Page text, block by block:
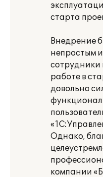
старта
Внедрение
непростым
сотрудники
работе в
довольно
Однако,
компании